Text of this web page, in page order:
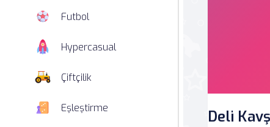
Futbol
Hypercasual
Çiftçilik
Eşleştirme Deli